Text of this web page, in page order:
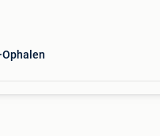
Ophalen